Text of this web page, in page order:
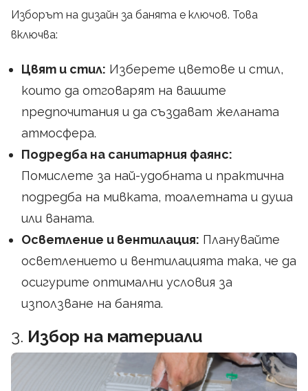
Изборът на дизайн за банята е ключов. Това
включва:
Цвят и стил: Изберете цветове и стил,
които да отговарят на вашите
предпочитания и да създават желаната
атмосфера.
Подредба на санитарния фаянс:
Помислете за най-удобната и практична
подредба на мивката, тоалетната и душа
или ваната.
Осветление и вентилация: Планувайте
осветлението и вентилацията така, че да
осигурите оптимални условия за
използване на банята.
3. Избор на материали